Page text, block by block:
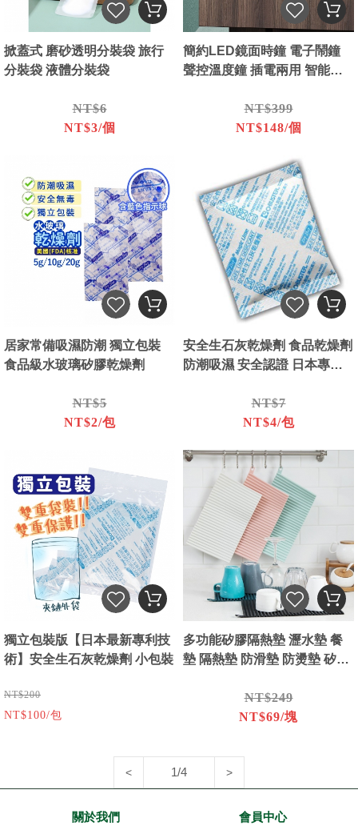
掀蓋式 磨砂透明分裝袋 旅行
分裝袋 液體分裝袋
NT$6
NT$3/個
簡約LED鏡面時鐘 電子鬧鐘
聲控溫度鐘 插電兩用 智能鬧
NT$399
NT$148/個
居家常備吸濕防潮 獨立包裝
食品級水玻璃矽膠乾燥劑
NT$5
NT$2/包
安全生石灰乾燥劑 食品乾燥劑
防潮吸濕 安全認證 日本專利
NT$7
NT$4/包
獨立包裝版【日本最新專利技
術】安全生石灰乾燥劑 小包裝
NT$200
NT$100/包
多功能矽膠隔熱墊 瀝水墊 餐
墊 隔熱墊 防滑墊 防燙墊 矽膠
NT$249
NT$69/塊
< 1/4 >
關於我們 會員中心